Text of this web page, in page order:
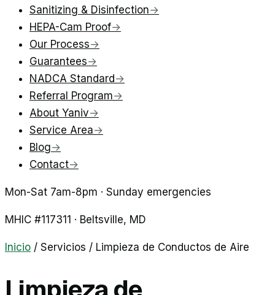
Sanitizing & Disinfection→
HEPA-Cam Proof→
Our Process→
Guarantees→
NADCA Standard→
Referral Program→
About Yaniv→
Service Area→
Blog→
Contact→
Mon-Sat 7am-8pm · Sunday emergencies
MHIC #117311 · Beltsville, MD
Inicio / Servicios / Limpieza de Conductos de Aire